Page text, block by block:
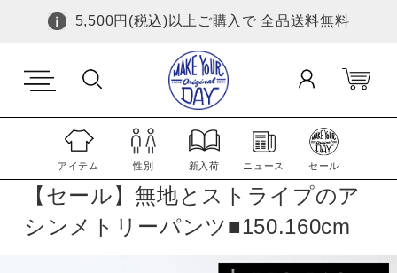
5,500円(税込)以上ご購入で 全品送料無料
【セール】無地とストライプのア
シンメトリーパンツ■150.160cm
アイテム 性別 新入荷 ニュース セール